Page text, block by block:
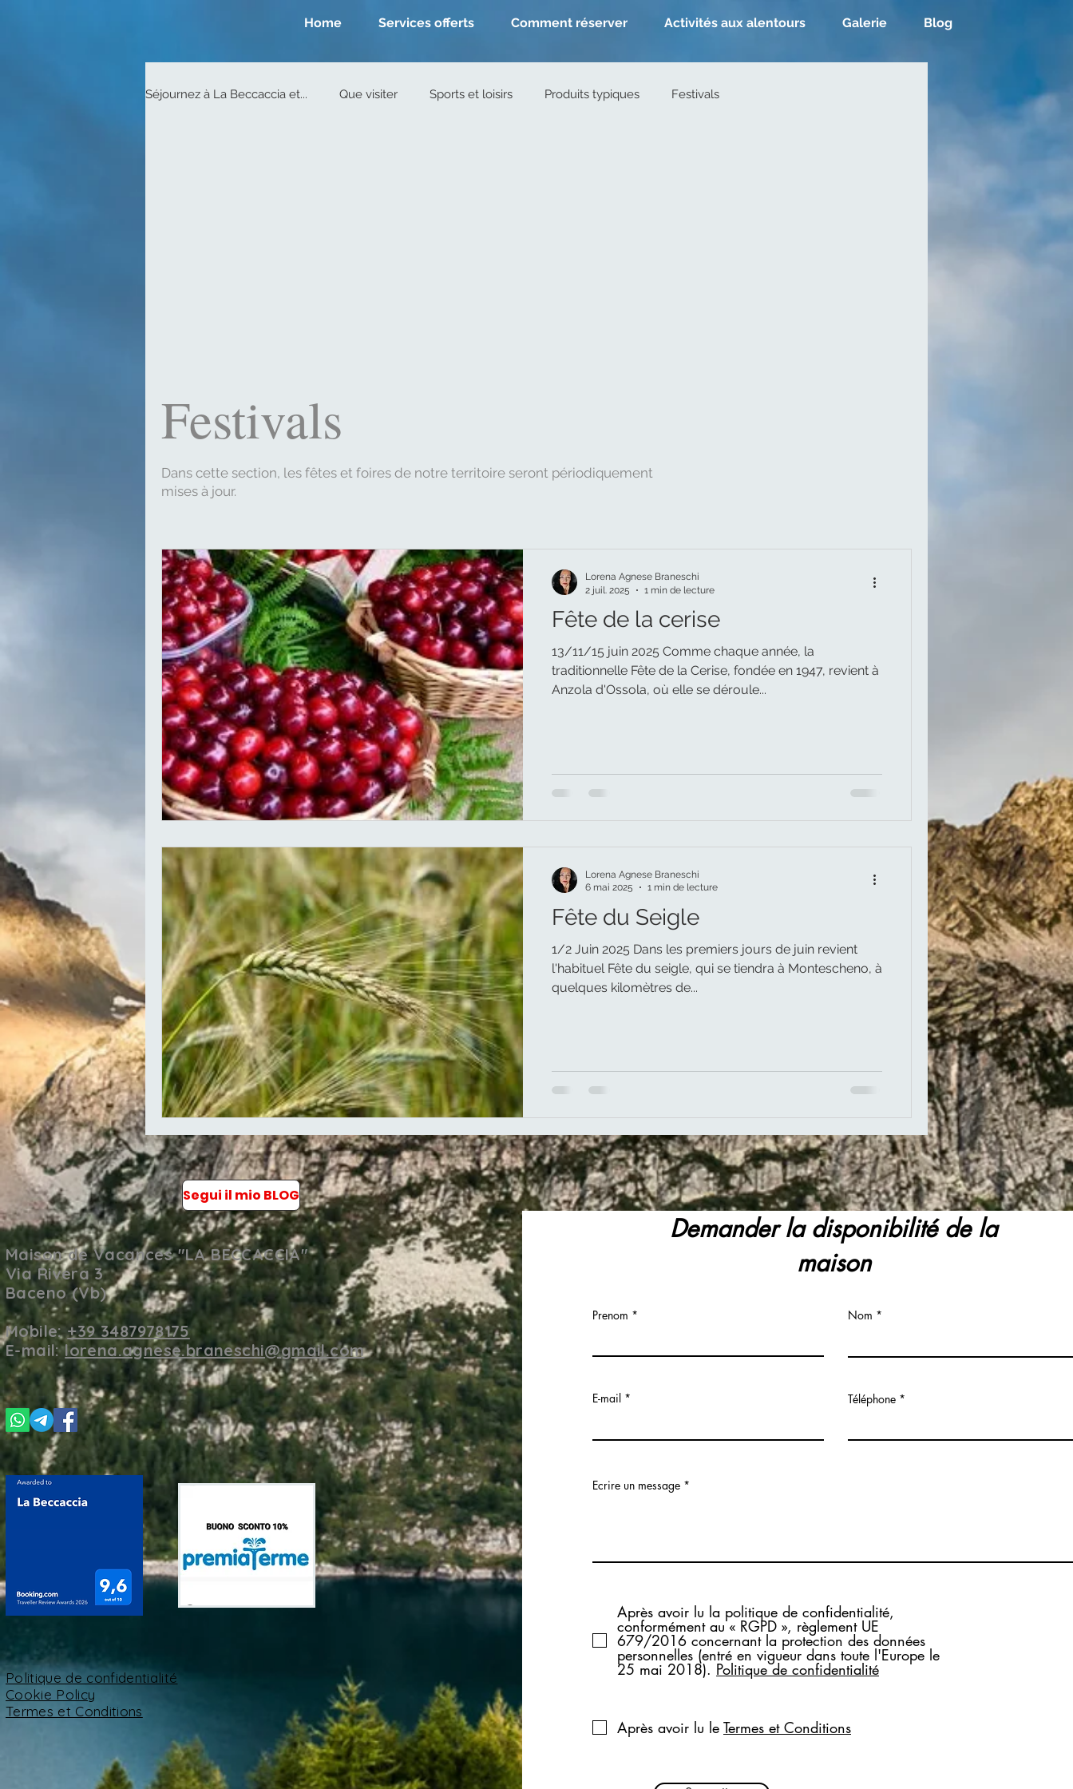
Home Services offerts Comment réserver Activités aux alentours Galerie Blog
Séjournez à La Beccaccia et... Que visiter Sports et loisirs Produits typiques Festivals
Festivals
Dans cette section, les fêtes et foires de notre territoire seront périodiquement
mises à jour.
Fête de la cerise
13/11/15 juin 2025 Comme chaque année, la
traditionnelle Fête de la Cerise, fondée en 1947, revient à
Anzola d'Ossola, où elle se déroule...
Lorena Agnese Braneschi
2 juil. 2025
1 min de lecture
Fête du Seigle
1/2 Juin 2025 Dans les premiers jours de juin revient
l'habituel Fête du seigle, qui se tiendra à Montescheno, à
quelques kilomètres de...
Lorena Agnese Braneschi
6 mai 2025
1 min de lecture
Segui il mio BLOG
Maison de Vacances "LA BECCACCIA"
Via Rivera 3
Baceno (Vb)
Mobile:+39 3487978175
E-mail:lorena.agnese.braneschi@gmail.com
Politique de confidentialité
Cookie Policy
Termes et Conditions
Demander la disponibilité de la
maison
Prenom Nom
E-mail Téléphone
Ecrire un message
Après avoir lu la politique de confidentialité,
conformément au « RGPD », règlement UE
679/2016 concernant la protection des données
personnelles (entré en vigueur dans toute l'Europe le
25 mai 2018). Politique de confidentialité
Après avoir lu le Termes et Conditions